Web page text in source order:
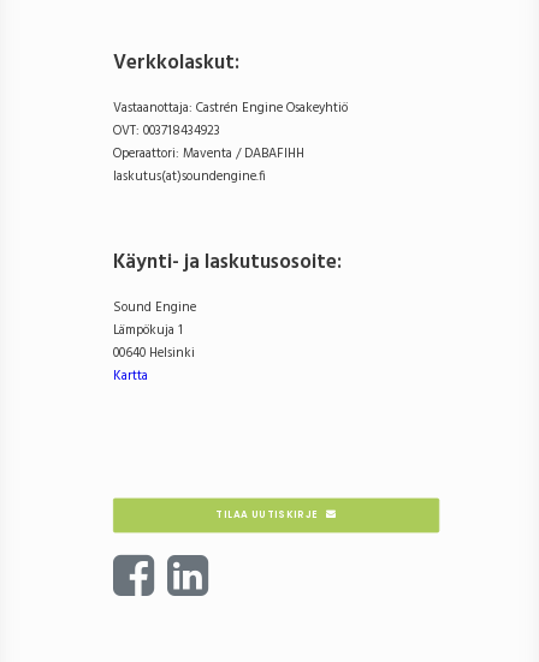
Verkkolaskut:
Vastaanottaja: Castrén Engine Osakeyhtiö
OVT: 003718434923
Operaattori: Maventa / DABAFIHH
laskutus(at)soundengine.fi
Käynti- ja laskutusosoite:
Sound Engine
Lämpökuja 1
00640 Helsinki
Kartta
TILAA UUTISKIRJE